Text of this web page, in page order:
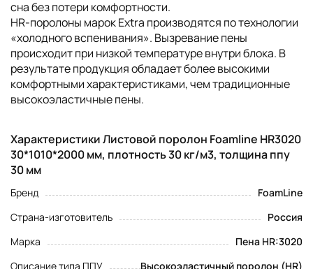
сна без потери комфортности.
НR-поролоны марок Extra производятся по технологии
«холодного вспенивания». Вызревание пены
происходит при низкой температуре внутри блока. В
результате продукция обладает более высокими
комфортными характеристиками, чем традиционные
высокоэластичные пены.
Характеристики Листовой поролон Foamline HR3020
30*1010*2000 мм, плотность 30 кг/м3, толщина ппу
30 мм
Бренд
FoamLine
Страна-изготовитель
Россия
Марка
Пена HR:3020
Описание типа ППУ
Высокоэластичный поролон (HR)